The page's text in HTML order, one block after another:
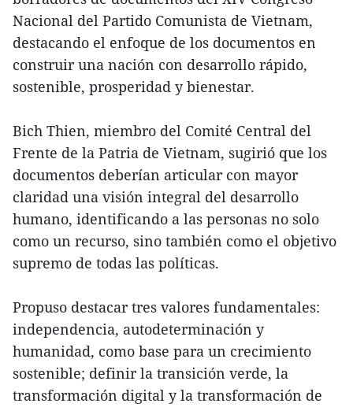
Nacional del Partido Comunista de Vietnam,
destacando el enfoque de los documentos en
construir una nación con desarrollo rápido,
sostenible, prosperidad y bienestar.
Bich Thien, miembro del Comité Central del
Frente de la Patria de Vietnam, sugirió que los
documentos deberían articular con mayor
claridad una visión integral del desarrollo
humano, identificando a las personas no solo
como un recurso, sino también como el objetivo
supremo de todas las políticas.
Propuso destacar tres valores fundamentales:
independencia, autodeterminación y
humanidad, como base para un crecimiento
sostenible; definir la transición verde, la
transformación digital y la transformación de